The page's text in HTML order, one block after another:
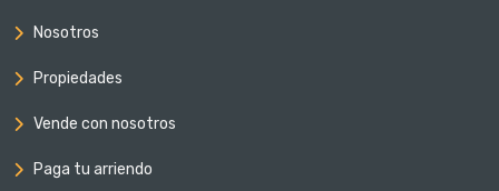
Nosotros
Propiedades
Vende con nosotros
Paga tu arriendo